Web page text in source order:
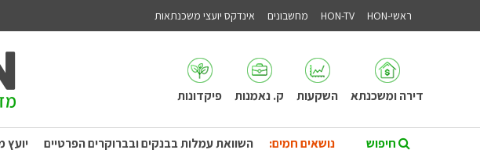
ראשי-HON HON-TV מחשבונים אינדקס יועצי משכנתאות
דירה ומשכנתא השקעות ק. נאמנות פיקדונות
נושאים חמים: השוואת עמלות בבנקים ובברוקרים הפרטיים יועץ